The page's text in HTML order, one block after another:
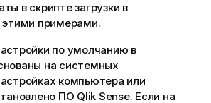
в скрипте загрузки в
этими примерами.
по умолчанию в
на системных
компьютера или
ПО Qlik Sense. Если на